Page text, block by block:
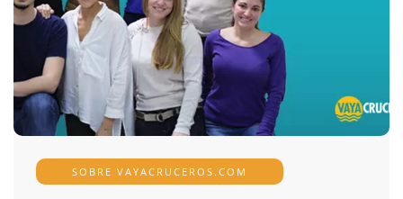
SOBRE VAYACRUCEROS.COM